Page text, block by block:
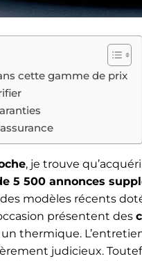
cette gamme de prix
, je trouve
5 500 annonces
modèles récents
présentent des
thermique.
judicieux.